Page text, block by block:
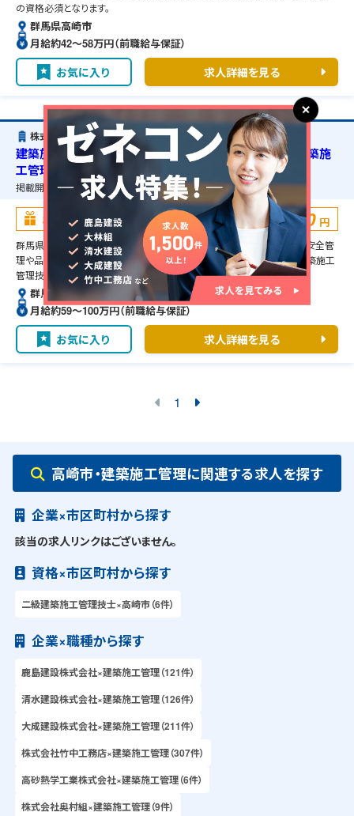
の資格必須となります。
群馬県高崎市
月給約42〜58万円（前職給与保証）
お気に入り 求人詳細を見る
株式会社アサヒファシリティズ
建築施工管理・群馬県高崎市・RC造工場改修工事・1級建築施
工管理技士の資格必須・宿舎の準備可能
掲載開始日：2026/02/07 掲載終了予定日： 2027/02/01
お祝い金 100,000 円
群馬県高崎市のRC造工場改修工事に伴う建築施工管理のお仕事です。安全管
理や品質管理、工程管理などの管理補助業務を担当して頂きます。1級建築施工
管理技士の資格必須となります。
群馬県高崎市
月給約59〜100万円（前職給与保証）
お気に入り 求人詳細を見る
1
高崎市・建築施工管理に関連する求人を探す
企業×市区町村から探す
該当の求人リンクはございません。
資格×市区町村から探す
二級建築施工管理技士×高崎市（6件）
企業×職種から探す
鹿島建設株式会社×建築施工管理（121件）
清水建設株式会社×建築施工管理（126件）
大成建設株式会社×建築施工管理（211件）
株式会社竹中工務店×建築施工管理（307件）
高砂熱学工業株式会社×建築施工管理（6件）
株式会社奥村組×建築施工管理（9件）